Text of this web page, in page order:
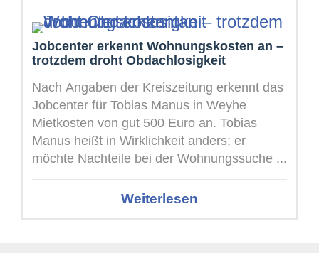
Jobcenter erkennt Wohnungskosten an –
trotzdem droht Obdachlosigkeit
Nach Angaben der Kreiszeitung erkennt das
Jobcenter für Tobias Manus in Weyhe
Mietkosten von gut 500 Euro an. Tobias
Manus heißt in Wirklichkeit anders; er
möchte Nachteile bei der Wohnungssuche ...
Weiterlesen